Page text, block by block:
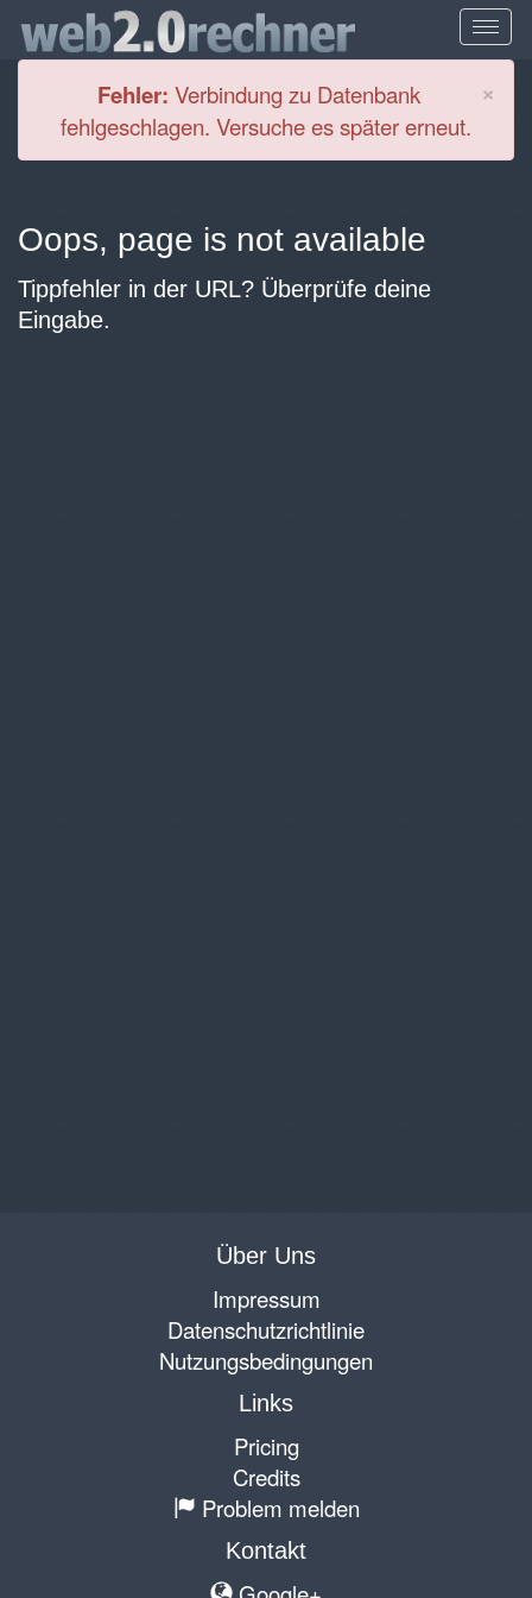
×
Fehler: Verbindung zu Datenbank
fehlgeschlagen. Versuche es später erneut.
Oops, page is not available
Tippfehler in der URL? Überprüfe deine
Eingabe.
Über Uns
Impressum
Datenschutzrichtlinie
Nutzungsbedingungen
Links
Pricing
Credits
Problem melden
Kontakt